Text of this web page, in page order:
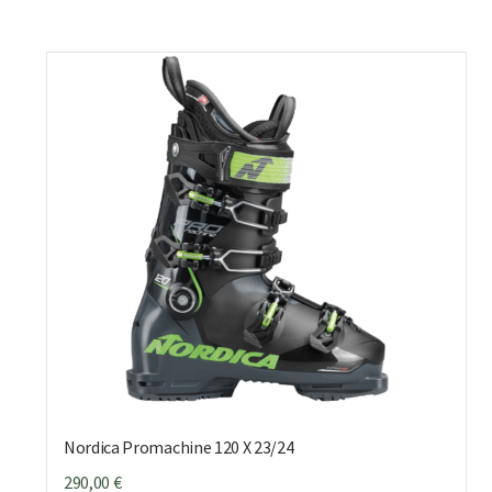
Nordica Promachine 120 X 23/24
290,00 €